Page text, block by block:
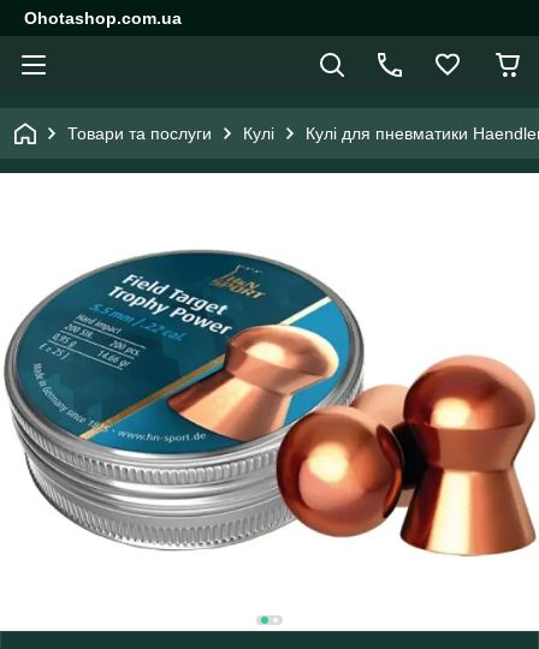
Ohotashop.com.ua
Товари та послуги Кулі Кулі для пневматики